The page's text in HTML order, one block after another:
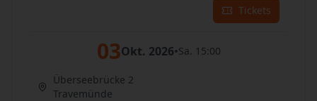
Tickets
03Okt. 2026•Sa. 15:00
Überseebrücke 2
Travemünde